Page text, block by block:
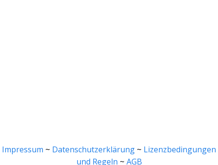
Impressum ~ Datenschutzerklärung ~ Lizenzbedingungen
und Regeln ~ AGB